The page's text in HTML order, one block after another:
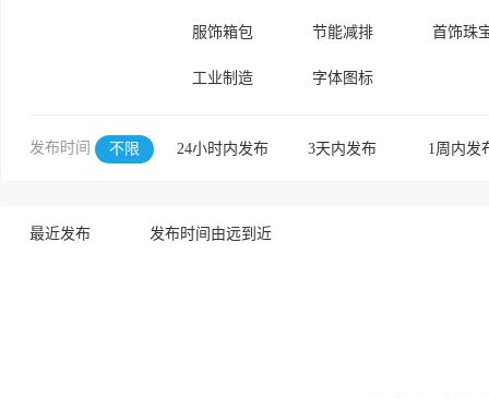
服饰箱包 节能减排 首饰珠
工业制造 字体图标
发布时间 不限 24小时内发布 3天内发布 1周内发
最近发布 发布时间由远到近